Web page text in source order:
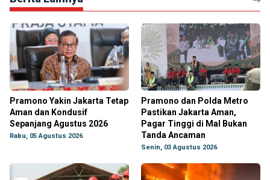
Pramono Yakin Jakarta Tetap
Aman dan Kondusif
Sepanjang Agustus 2026
Rabu, 05 Agustus 2026
Pramono dan Polda Metro
Pastikan Jakarta Aman,
Pagar Tinggi di Mal Bukan
Tanda Ancaman
Senin, 03 Agustus 2026